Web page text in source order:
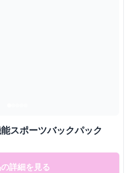
スポーツバックパック
詳細を見る